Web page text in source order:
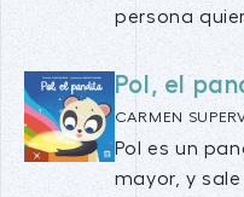
persona
Pol, el
CARMEN
Pol es un
mayor, y